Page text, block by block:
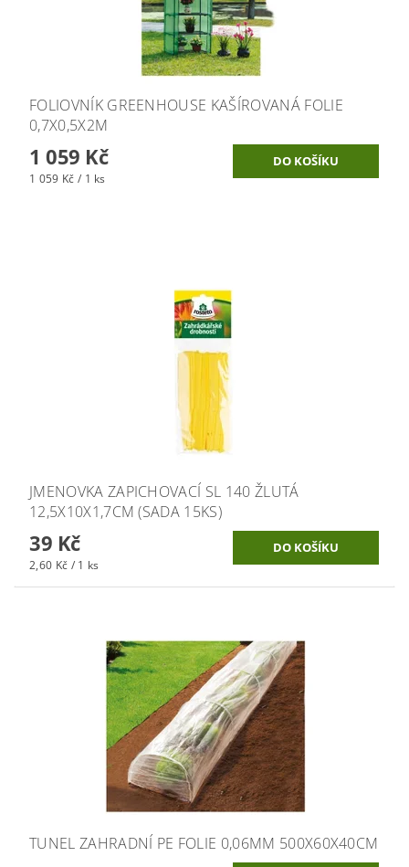
FOLIOVNÍK GREENHOUSE KAŠÍROVANÁ FOLIE
0,7X0,5X2M
1 059 Kč
1 059 Kč / 1 ks
JMENOVKA ZAPICHOVACÍ SL 140 ŽLUTÁ
12,5X10X1,7CM (SADA 15KS)
39 Kč
2,60 Kč / 1 ks
TUNEL ZAHRADNÍ PE FOLIE 0,06MM 500X60X40CM